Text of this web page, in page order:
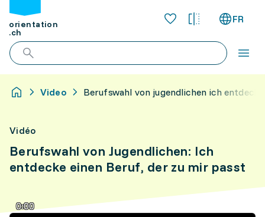
orientation
.ch
FR
Video Berufswahl von jugendlichen ich
Vidéo
Berufswahl von Jugendlichen: Ich
entdecke einen Beruf, der zu mir passt
0:00